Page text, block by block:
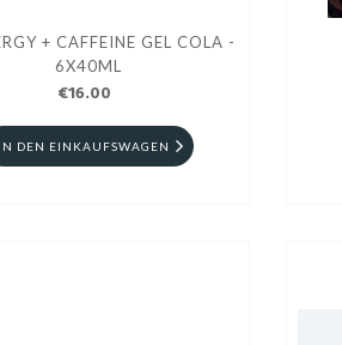
+ CAFFEINE GEL COLA -
6X40ML
€16.00
DEN EINKAUFSWAGEN